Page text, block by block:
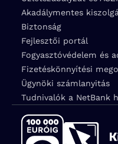
Akadálymentes
Biztonság
Fejlesztői portál
Fogyasztóvédelem és
Fizetéskönnyítési
Ügynöki számlanyitás
Tudnivalók a NetBank